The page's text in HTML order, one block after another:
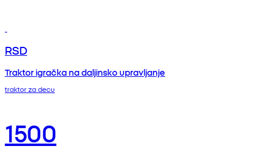
RSD
Traktor igračka na daljinsko upravljanje
traktor za decu
1500